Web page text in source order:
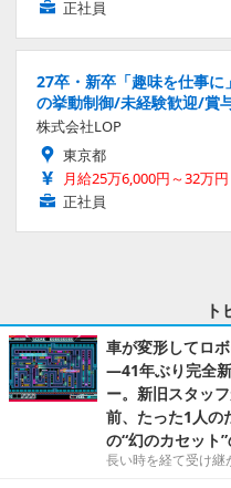
正社員
27卒・新卒「趣味を仕事
の挙動制御/未経験歓迎/賞
株式会社LOP
東京都
月給25万6,000円～32万円
正社員
ト
車が変形してロ
―41年ぶり完全
ー。新旧スタッ
前、たった1人の
の“幻のカセット
長い時を経て受け継